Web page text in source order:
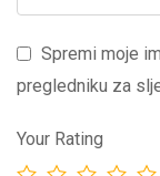
Spremi moje
pregledniku za
Your Rating